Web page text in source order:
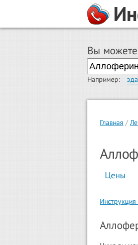
Вы можете
Например:
Главная
Цены